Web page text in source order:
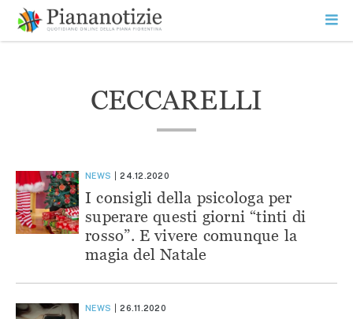
contenuto
SEARCH
CECCARELLI
NEWS 24.12.2020
I consigli della psicologa per
superare questi giorni “tinti di
rosso”. E vivere comunque la
magia del Natale
NEWS 26.11.2020